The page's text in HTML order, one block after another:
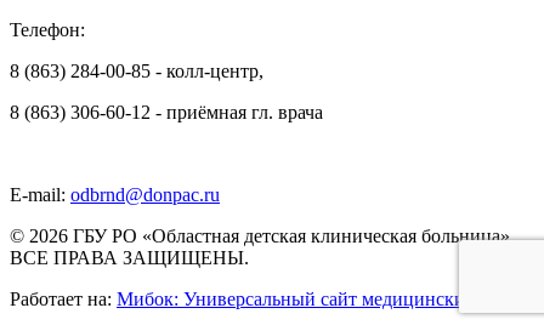
Телефон:
8 (863) 284-00-85 - колл-центр,
8 (863) 306-60-12 - приёмная гл. врача
E-mail: odbrnd@donpac.ru
© 2026 ГБУ РО «Областная детская клиническая больница».
ВСЕ ПРАВА ЗАЩИЩЕНЫ.
Работает на: Мибок: Универсальный сайт медицинских услуг